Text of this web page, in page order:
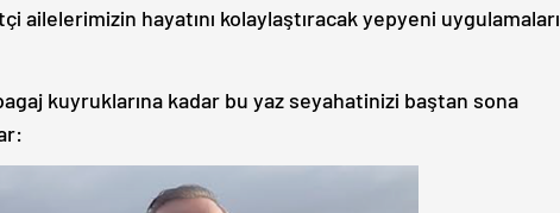
ailelerimizin hayatını kolaylaştıracak yepyeni uygulamaları
kuyruklarına kadar bu yaz seyahatinizi baştan sona